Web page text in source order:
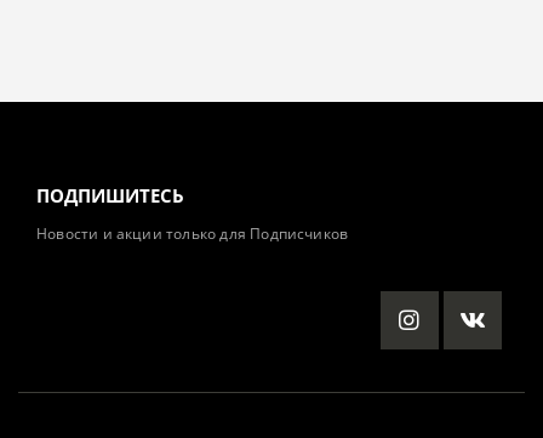
ПОДПИШИТЕСЬ
Новости и акции только для Подписчиков